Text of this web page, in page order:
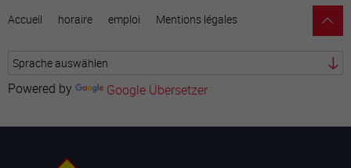
Accueil horaire emploi Mentions légales
Powered by Google Übersetzer